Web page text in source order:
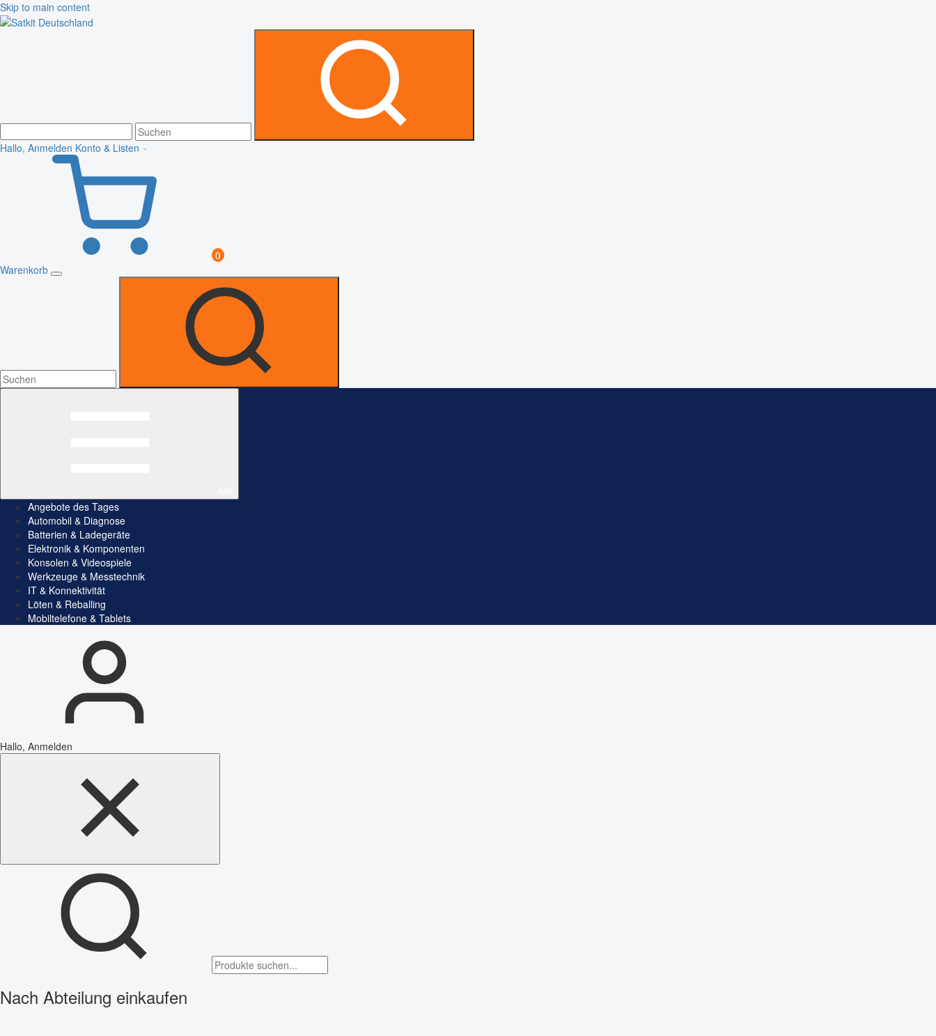
Skip to main content
Hallo, Anmelden Konto & Listen
0
Warenkorb
Angebote des Tages
Automobil & Diagnose
Batterien & Ladegeräte
Elektronik & Komponenten
Konsolen & Videospiele
Werkzeuge & Messtechnik
IT & Konnektivität
Löten & Reballing
Mobiltelefone & Tablets
Hallo, Anmelden
Nach Abteilung einkaufen